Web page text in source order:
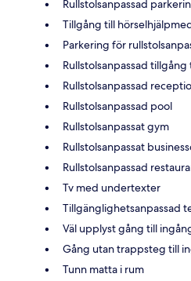
Rullstolsanpassad
Tillgång till
Parkering för
Rullstolsanpassad tillgång
Rullstolsanpassad
Rullstolsanpassad pool
Rullstolsanpassat gym
Rullstolsanpassat
Rullstolsanpassad
Tv med undertexter
Tillgänglighetsanpassad
Väl upplyst gång till
Gång utan trappsteg till
Tunn matta i rum